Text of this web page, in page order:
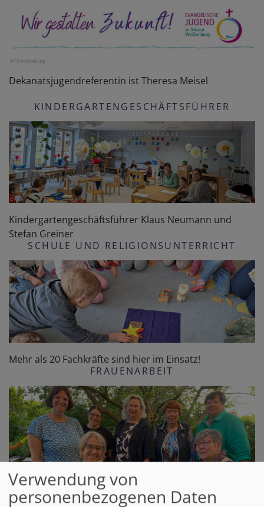
Dekanatsjugendreferentin ist Theresa Meisel
KINDERGARTENGESCHÄFTSFÜHRER
Kindergartengeschäftsführer Klaus Neumann und
Stefan Greiner
SCHULE UND RELIGIONSUNTERRICHT
Mehr als 20 Fachkräfte sind hier im Einsatz!
FRAUENARBEIT
Dekanatsfrauenbeauftragte ist Frau Claudia Vorliczky
Verwendung von
personenbezogenen Daten